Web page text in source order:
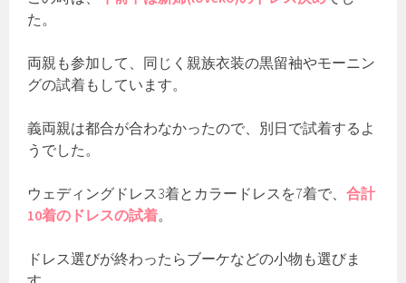
た。
両親も参加して、同じく親族衣装の黒留袖やモーニン
グの試着もしています。
義両親は都合が合わなかったので、別日で試着するよ
うでした。
ウェディングドレス3着とカラードレスを7着で、合計
10着のドレスの試着。
ドレス選びが終わったらブーケなどの小物も選びま